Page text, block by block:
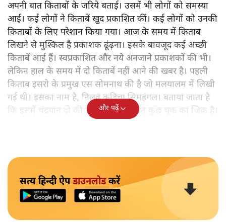
अपनी बात किताबों के जरिये बताई। उसमें भी लोगों को समस्या
आई। कई लोगों ने किताबें खुद प्रकाशित कीं। कई लोगों को उनकी
किताबों के लिए परेशान किया गया। आज के समय में किताब
लिखने से मुश्किल है प्रकाशक ढूंढ़ना। इसके बावजूद कई अच्छी
किताबें आई हैं। स्वप्रकाशित और नये अनजाने प्रकाशकों की भी।
लेकिन हाल के समय में दो किताबें नहीं आने की खबर है। पहली
किताब इसरो के प्रमुख एस सोमनाथ की है जो मलयालम में लिखी
गई थी। इसका नाम है, निलवु कुडिचा सिमहंगल। बताया जाता है
कि इसमें चंद्रयान दो की नाकामी से संबंधित कुछ चूक का जिक्र है।
और पढ़ें
सत्य हिन्दी ऐपडाउनलोडकरें